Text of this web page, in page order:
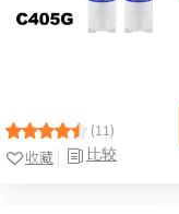
(11)
比较
收藏